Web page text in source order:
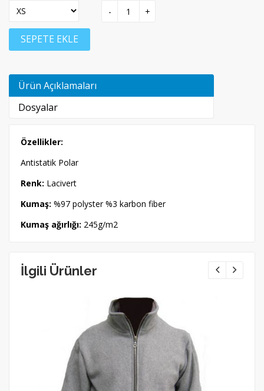
-
+
SEPETE EKLE
Ürün Açıklamaları
Dosyalar
Özellikler:
Antistatik Polar
Renk: Lacivert
Kumaş: %97 polyster %3 karbon fiber
Kumaş ağırlığı: 245g/m2
İlgili Ürünler